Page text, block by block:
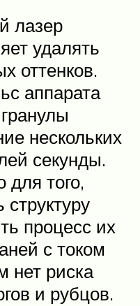
лазер
удалять
оттенков.
аппарата
нескольких
секунды.
для того,
процесс их
с током
риска
и рубцов.